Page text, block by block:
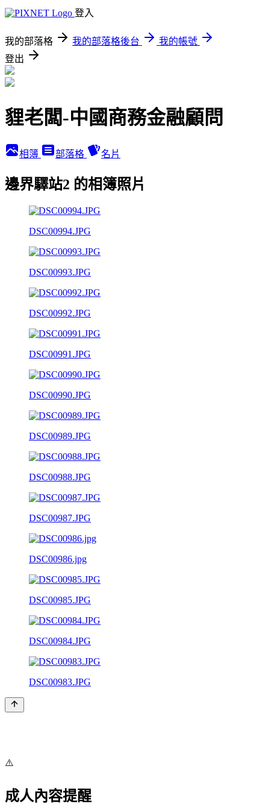
登入
我的部落格 我的部落格後台
我的帳號
登出
貍老闆-中國商務金融顧問
相簿 部落格 名片
邊界驛站2 的相簿照片
DSC00994.JPG
DSC00993.JPG
DSC00992.JPG
DSC00991.JPG
DSC00990.JPG
DSC00989.JPG
DSC00988.JPG
DSC00987.JPG
DSC00986.jpg
DSC00985.JPG
DSC00984.JPG
DSC00983.JPG
⚠️
成人內容提醒